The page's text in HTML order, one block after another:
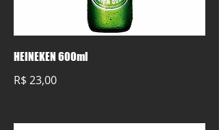
HEINEKEN 600ml
R$ 23,00